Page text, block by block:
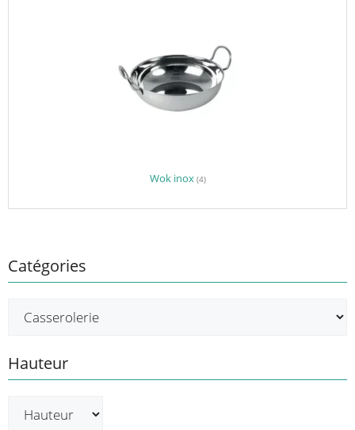
Wok inox (4)
Catégories
Hauteur